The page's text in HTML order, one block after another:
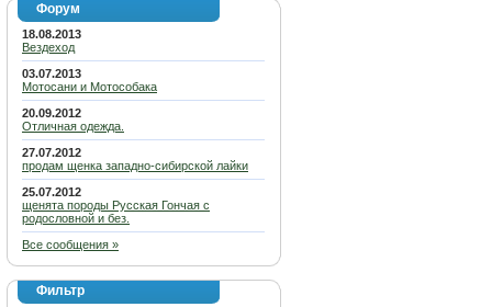
Форум
18.08.2013
Вездеход
03.07.2013
Мотосани и Мотособака
20.09.2012
Отличная одежда.
27.07.2012
продам щенка западно-сибирской лайки
25.07.2012
щенята породы Русская Гончая с
родословной и без.
Все сообщения »
Фильтр